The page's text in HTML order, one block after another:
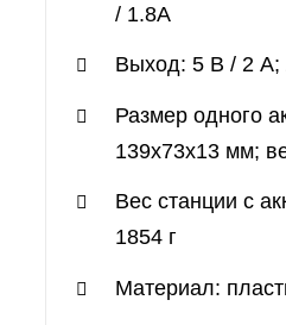
/ 1.8A
Выход: 5 В / 2 А;
Размер одного
139х73х13 мм;
Вес станции с
1854 г
Материал: